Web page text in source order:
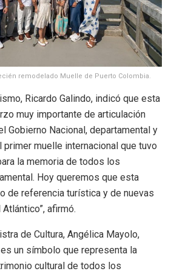
remodelado Muelle de Puerto Colombia.
Ricardo Galindo, indicó que esta
muy importante de articulación
Gobierno Nacional, departamental y
primer muelle internacional que tuvo
la memoria de todos los
Hoy queremos que esta
de referencia turística y de nuevas
afirmó.
de Cultura, Angélica Mayolo,
un símbolo que representa la
cultural de todos los